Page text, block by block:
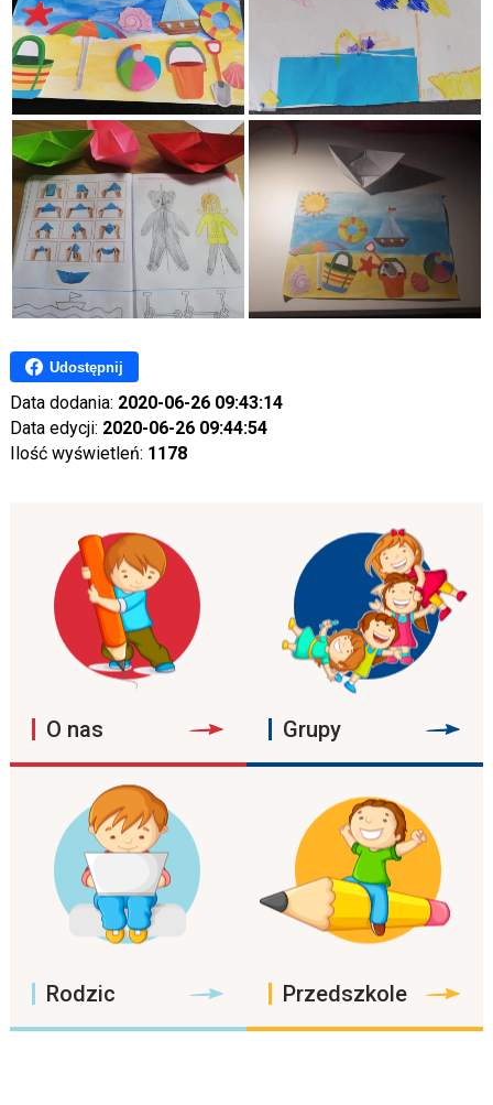
Udostępnij
Data dodania: 2020-06-26 09:43:14
Data edycji: 2020-06-26 09:44:54
Ilość wyświetleń: 1178
O nas Grupy
Rodzic Przedszkole